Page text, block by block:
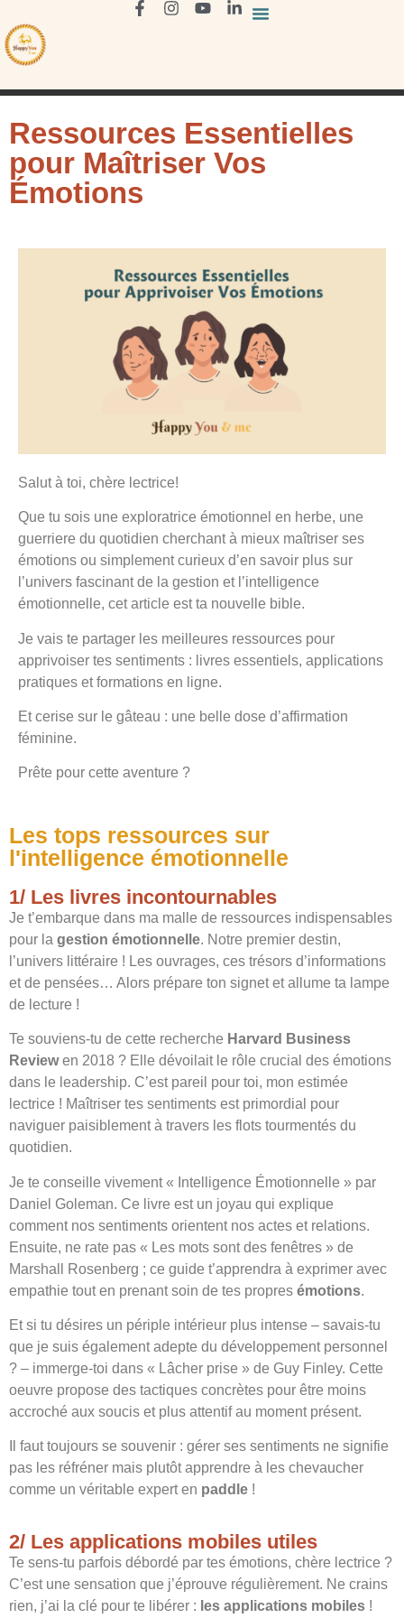
Ressources Essentielles
pour Maîtriser Vos
Émotions
Salut à toi, chère lectrice!
Que tu sois une exploratrice émotionnel en herbe, une
guerriere du quotidien cherchant à mieux maîtriser ses
émotions ou simplement curieux d’en savoir plus sur
l’univers fascinant de la gestion et l’intelligence
émotionnelle, cet article est ta nouvelle bible.
Je vais te partager les meilleures ressources pour
apprivoiser tes sentiments : livres essentiels, applications
pratiques et formations en ligne.
Et cerise sur le gâteau : une belle dose d’affirmation
féminine.
Prête pour cette aventure ?
Les tops ressources sur
l'intelligence émotionnelle
1/ Les livres incontournables
Je t’embarque dans ma malle de ressources indispensables
pour la gestion émotionnelle. Notre premier destin,
l’univers littéraire ! Les ouvrages, ces trésors d’informations
et de pensées… Alors prépare ton signet et allume ta lampe
de lecture !
Te souviens-tu de cette recherche Harvard Business
Reviewen 2018 ? Elle dévoilait le rôle crucial des émotions
dans le leadership. C’est pareil pour toi, mon estimée
lectrice ! Maîtriser tes sentiments est primordial pour
naviguer paisiblement à travers les flots tourmentés du
quotidien.
Je te conseille vivement « Intelligence Émotionnelle » par
Daniel Goleman. Ce livre est un joyau qui explique
comment nos sentiments orientent nos actes et relations.
Ensuite, ne rate pas « Les mots sont des fenêtres » de
Marshall Rosenberg ; ce guide t’apprendra à exprimer avec
empathie tout en prenant soin de tes propres émotions.
Et si tu désires un périple intérieur plus intense – savais-tu
que je suis également adepte du développement personnel
? – immerge-toi dans « Lâcher prise » de Guy Finley. Cette
oeuvre propose des tactiques concrètes pour être moins
accroché aux soucis et plus attentif au moment présent.
Il faut toujours se souvenir : gérer ses sentiments ne signifie
pas les réfréner mais plutôt apprendre à les chevaucher
comme un véritable expert en paddle !
2/ Les applications mobiles utiles
Te sens-tu parfois débordé par tes émotions, chère lectrice ?
C’est une sensation que j’éprouve régulièrement. Ne crains
rien, j’ai la clé pour te libérer : les applications mobiles !